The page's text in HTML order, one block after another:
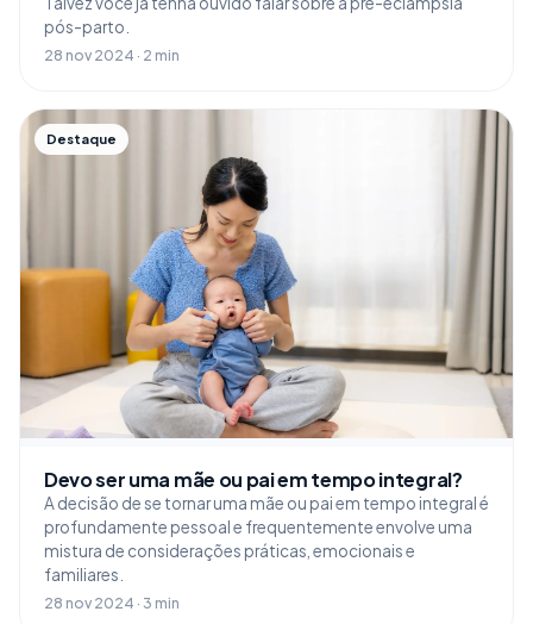
pós-parto.
28 nov 2024 · 2 min
Destaque
Devo ser uma mãe ou pai em tempo integral?
A decisão de se tornar uma mãe ou pai em tempo integral é
profundamente pessoal e frequentemente envolve uma
mistura de considerações práticas, emocionais e
familiares.
28 nov 2024 · 3 min